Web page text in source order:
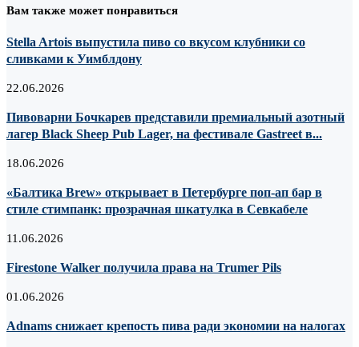
Вам также может понравиться
Stella Artois выпустила пиво со вкусом клубники со
сливками к Уимблдону
22.06.2026
Пивоварни Бочкарев представили премиальный азотный
лагер Black Sheep Pub Lager, на фестивале Gastreet в...
18.06.2026
«Балтика Brew» открывает в Петербурге поп-ап бар в
стиле стимпанк: прозрачная шкатулка в Севкабеле
11.06.2026
Firestone Walker получила права на Trumer Pils
01.06.2026
Adnams снижает крепость пива ради экономии на налогах